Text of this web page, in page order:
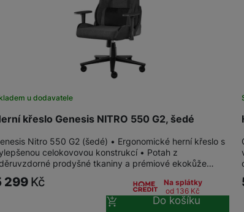
my nebo naši partneři, abychom vám mohli zobrazit
křeslo Genesis NITRO 550 G2, šedé
u dodavatele
Nitro 550 G2 (šedé) • Ergonomické herní křeslo s
celokovovou konstrukcí • Potah z
prodyšné tkaniny a prémiové ekokůže…
299 Kč
Na splátky
od 136 Kč
Do košíku